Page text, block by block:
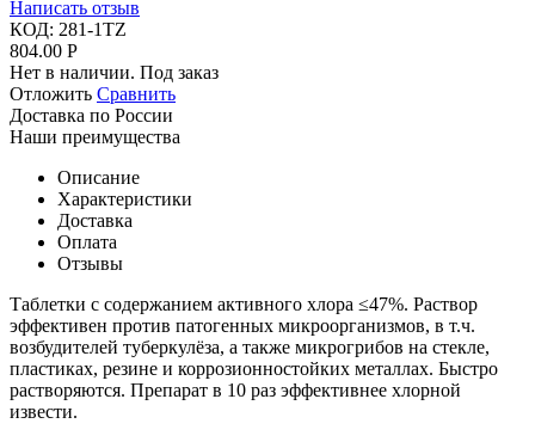
Написать отзыв
КОД: 281-1TZ
804.00 Р
Нет в наличии. Под заказ
Отложить Сравнить
Доставка по России
Наши преимущества
Описание
Характеристики
Доставка
Оплата
Отзывы
Таблетки с содержанием активного хлора ≤47%. Раствор
эффективен против патогенных микроорганизмов, в т.ч.
возбудителей туберкулёза, а также микрогрибов на стекле,
пластиках, резине и коррозионностойких металлах. Быстро
растворяются. Препарат в 10 раз эффективнее хлорной
извести.